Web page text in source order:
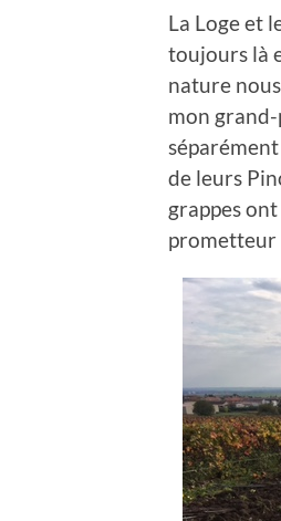
La Loge et
toujours là
nature
mon
de leurs
grappes
prometteur